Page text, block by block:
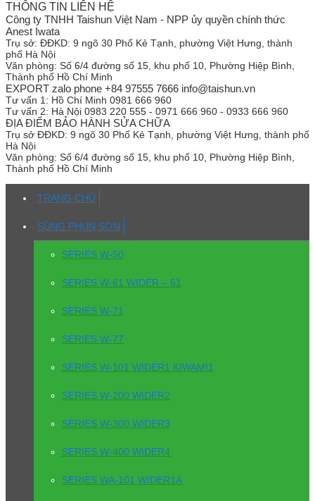
THÔNG TIN LIÊN HỆ
Công ty TNHH Taishun Việt Nam - NPP ủy quyền chính thức
Anest Iwata
Trụ sở: ĐĐKD: 9 ngõ 30 Phố Kẻ Tạnh, phường Việt Hưng, thành
phố Hà Nội
Văn phòng: Số 6/4 đường số 15, khu phố 10, Phường Hiệp Bình,
Thành phố Hồ Chí Minh
EXPORT zalo phone +84 97555 7666 info@taishun.vn
Tư vấn 1: Hồ Chí Minh 0981 666 960
Tư vấn 2: Hà Nội 0983 220 555 - 0971 666 960 - 0933 666 960
ĐỊA ĐIỂM BẢO HÀNH SỬA CHỮA
Trụ sở ĐĐKD: 9 ngõ 30 Phố Kẻ Tạnh, phường Việt Hưng, thành phố
Hà Nội
Văn phòng: Số 6/4 đường số 15, khu phố 10, Phường Hiệp Bình,
Thành phố Hồ Chí Minh
TRANG CHỦ
SÚNG PHUN SƠN
SERIES W-50
SERIES W-61 WIDER – 61
SERIES W-71
SERIES W-77
SERIES W-101 WIDER1 KIWAMI1
SERIES W-200 WIDER2
SERIES W-300 WIDER3
SERIES W-400 WIDER4
SERIES WA-101 WIDER1A